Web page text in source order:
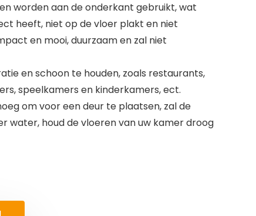
worden aan de onderkant gebruikt, wat
heeft, niet op de vloer plakt en niet
en mooi, duurzaam en zal niet
en schoon te houden, zoals restaurants,
speelkamers en kinderkamers, ect.
om voor een deur te plaatsen, zal de
water, houd de vloeren van uw kamer droog